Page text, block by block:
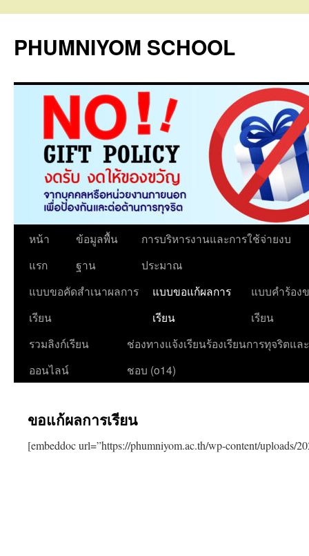
PHUMNIYOM SCHOOL
ข้าม
ไป
ยัง
เนื้อหา
หน้า
แรก
ข้อมูลพื้น
ฐาน
การบริหารงานและการใช้จ่ายงบ
ประมาณ
แบบขอคัดสำเนาผลการ
เรียน
แบบขอแก้ผลการ
เรียน
แบบคำร้อง
เรียน
รวมลิงก์เรียน
ออนไลน์
ช่องทางแจ้งเรียนร้องเรียนการทุจริตแล
ชอบ (o14)
ขอแก้ผลการเรียน
[embeddoc url=”https://phumniyom.ac.th/wp-content/